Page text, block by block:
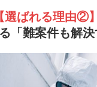
【選ばれる理由②】
「難案件も解決